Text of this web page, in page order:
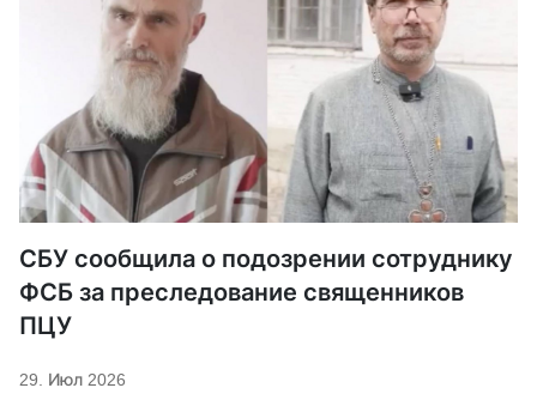
СБУ сообщила о подозрении сотруднику
ФСБ за преследование священников
ПЦУ
29. Июл 2026